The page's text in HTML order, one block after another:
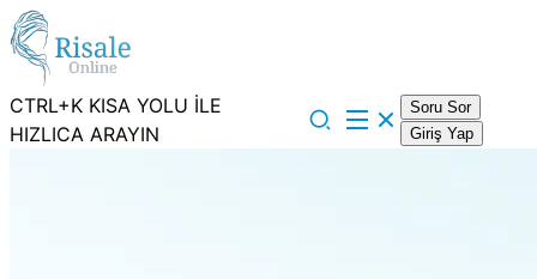
CTRL+K KISA YOLU İLE
HIZLICA ARAYIN
Soru Sor
Giriş Yap